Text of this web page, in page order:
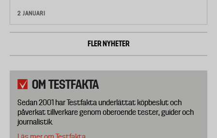
2 JANUARI
FLER NYHETER
OM TESTFAKTA
Sedan 2001 har Testfakta underlättat köpbeslut och
påverkat tillverkare genom oberoende tester, guider och
journalistik.